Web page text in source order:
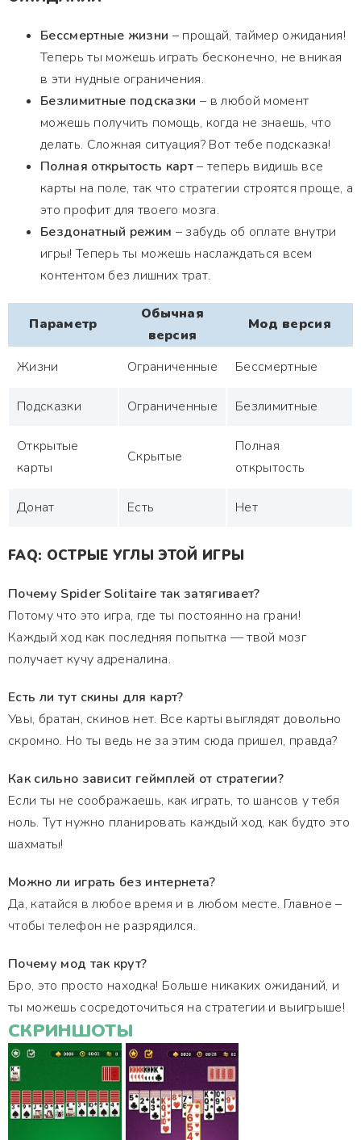
Бессмертные жизни – прощай, таймер ожидания!
Теперь ты можешь играть бесконечно, не вникая
в эти нудные ограничения.
Безлимитные подсказки – в любой момент
можешь получить помощь, когда не знаешь, что
делать. Сложная ситуация? Вот тебе подсказка!
Полная открытость карт– теперь видишь все
карты на поле, так что стратегии строятся проще, а
это профит для твоего мозга.
Бездонатный режим – забудь об оплате внутри
игры! Теперь ты можешь наслаждаться всем
контентом без лишних трат.
Параметр
Обычная
версия
Мод версия
Жизни Ограниченные Бессмертные
Подсказки Ограниченные Безлимитные
Открытые
карты
Скрытые
Полная
открытость
Донат Есть Нет
FAQ: ОСТРЫЕ УГЛЫ ЭТОЙ ИГРЫ
Почему Spider Solitaire так затягивает?
Потому что это игра, где ты постоянно на грани!
Каждый ход как последняя попытка — твой мозг
получает кучу адреналина.
Есть ли тут скины для карт?
Увы, братан, скинов нет. Все карты выглядят довольно
скромно. Но ты ведь не за этим сюда пришел, правда?
Как сильно зависит геймплей от стратегии?
Если ты не соображаешь, как играть, то шансов у тебя
ноль. Тут нужно планировать каждый ход, как будто это
шахматы!
Можно ли играть без интернета?
Да, катайся в любое время и в любом месте. Главное –
чтобы телефон не разрядился.
Почему мод так крут?
Бро, это просто находка! Больше никаких ожиданий, и
ты можешь сосредоточиться на стратегии и выигрыше!
СКРИНШОТЫ